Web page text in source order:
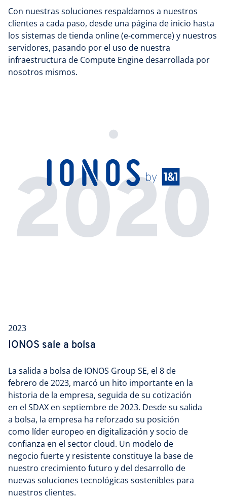
Con nuestras soluciones respaldamos a nuestros
clientes a cada paso, desde una página de inicio hasta
los sistemas de tienda online (e-commerce) y nuestros
servidores, pasando por el uso de nuestra
infraestructura de Compute Engine desarrollada por
nosotros mismos.
2023
IONOS sale a bolsa
La salida a bolsa de IONOS Group SE, el 8 de
febrero de 2023, marcó un hito importante en la
historia de la empresa, seguida de su cotización
en el SDAX en septiembre de 2023. Desde su salida
a bolsa, la empresa ha reforzado su posición
como líder europeo en digitalización y socio de
confianza en el sector cloud. Un modelo de
negocio fuerte y resistente constituye la base de
nuestro crecimiento futuro y del desarrollo de
nuevas soluciones tecnológicas sostenibles para
nuestros clientes.